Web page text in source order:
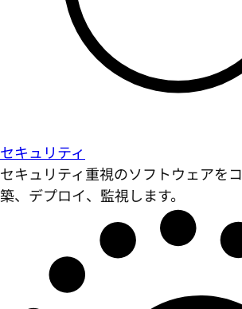
セキュリティ
セキュリティ重視のソフトウェアを
築、デプロイ、監視します。